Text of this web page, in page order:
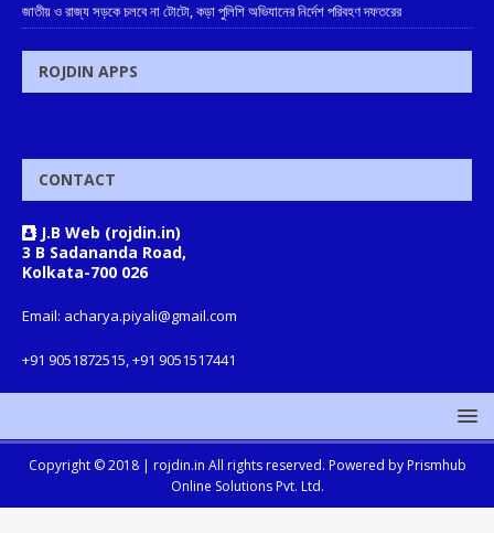
জাতীয় ও রাজ্য সড়কে চলবে না টোটো, কড়া পুলিশি অভিযানের নির্দেশ পরিবহণ দফতরের
ROJDIN APPS
CONTACT
J.B Web (rojdin.in)
3 B Sadananda Road,
Kolkata-700 026
Email: acharya.piyali@gmail.com
+91 9051872515, +91 9051517441
Copyright © 2018 | rojdin.in All rights reserved. Powered by Prismhub
Online Solutions Pvt. Ltd.